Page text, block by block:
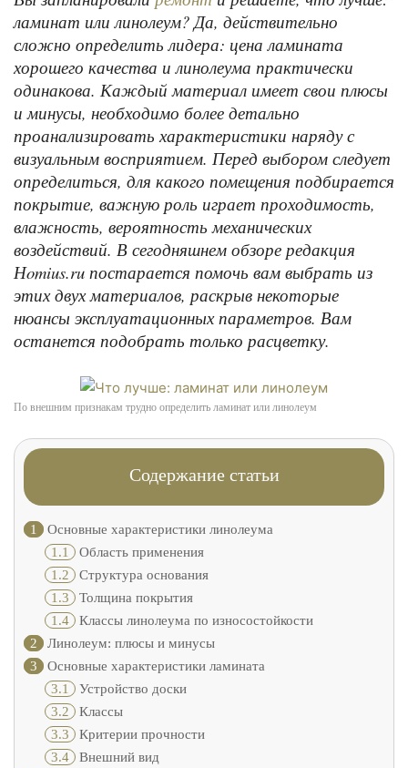
ламинат или линолеум? Да, действительно
сложно определить лидера: цена ламината
хорошего качества и линолеума практически
одинакова. Каждый материал имеет свои плюсы
и минусы, необходимо более детально
проанализировать характеристики наряду с
визуальным восприятием. Перед выбором следует
определиться, для какого помещения подбирается
покрытие, важную роль играет проходимость,
влажность, вероятность механических
воздействий. В сегодняшнем обзоре редакция
Нomius.ru постарается помочь вам выбрать из
этих двух материалов, раскрыв некоторые
нюансы эксплуатационных параметров. Вам
останется подобрать только расцветку.
По внешним признакам трудно определить ламинат или линолеум
Содержание статьи
1
Основные характеристики линолеума
1.1 Область применения
1.2 Структура основания
1.3 Толщина покрытия
1.4 Классы линолеума по износостойкости
2
Линолеум: плюсы и минусы
3
Основные характеристики ламината
3.1 Устройство доски
3.2 Классы
3.3 Критерии прочности
3.4 Внешний вид